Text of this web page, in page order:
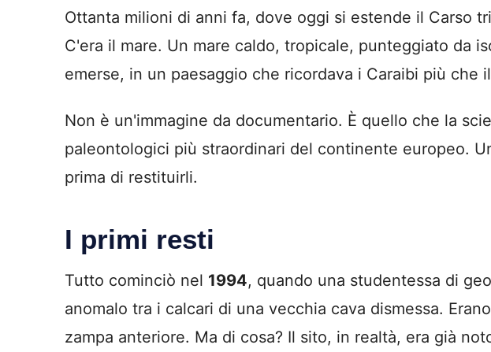
Ottanta milioni di anni fa, dove oggi si estende il Carso
C'era il mare. Un mare caldo, tropicale, punteggiato da
emerse, in un paesaggio che ricordava i Caraibi più che
Non è un'immagine da documentario. È quello che la
paleontologici più straordinari del continente europeo.
prima di restituirli.
I primi resti
Tutto cominciò nel 1994, quando una studentessa di
anomalo tra i calcari di una vecchia cava dismessa.
zampa anteriore. Ma di cosa? Il sito, in realtà, era già